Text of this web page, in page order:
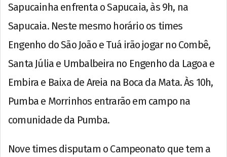
Sapucainha enfrenta o Sapucaia, às 9h, na
Sapucaia. Neste mesmo horário os times
Engenho do São João e Tuá irão jogar no Combê,
Santa Júlia e Umbalbeira no Engenho da Lagoa e
Embira e Baixa de Areia na Boca da Mata. Às 10h,
Pumba e Morrinhos entrarão em campo na
comunidade da Pumba.
Nove times disputam o Campeonato que tem a